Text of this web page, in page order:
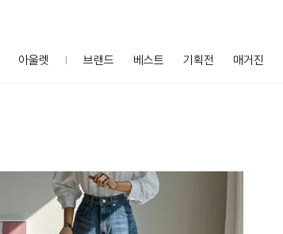
아울렛 브랜드 베스트 기획전 매거진